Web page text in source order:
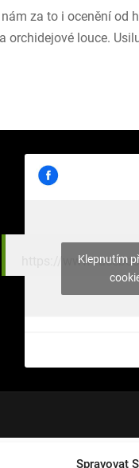
Spravovat
za to i ocenění od
louce.
https://
Klepnutím